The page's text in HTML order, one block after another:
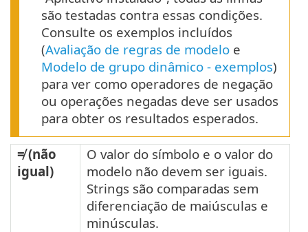
são testadas contra essas condições.
Consulte os exemplos incluídos
(Avaliação de regras de modelo e
Modelo de grupo dinâmico - exemplos)
para ver como operadores de negação
ou operações negadas deve ser usados
para obter os resultados esperados.
≠ (não
igual)
O valor do símbolo e o valor do
modelo não devem ser iguais.
Strings são comparadas sem
diferenciação de maiúsculas e
minúsculas.